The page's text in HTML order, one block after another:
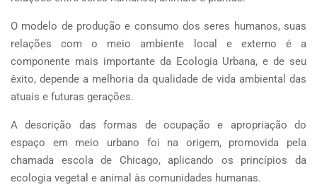
O modelo de produção e consumo dos seres humanos, suas
relações com o meio ambiente local e externo é a
componente mais importante da Ecologia Urbana, e de seu
êxito, depende a melhoria da qualidade de vida ambiental das
atuais e futuras gerações.
A descrição das formas de ocupação e apropriação do
espaço em meio urbano foi na origem, promovida pela
chamada escola de Chicago, aplicando os princípios da
ecologia vegetal e animal às comunidades humanas.